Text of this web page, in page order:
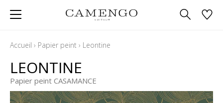
Accueil › Papier peint › Leontine
LEONTINE
Papier peint CASAMANCE